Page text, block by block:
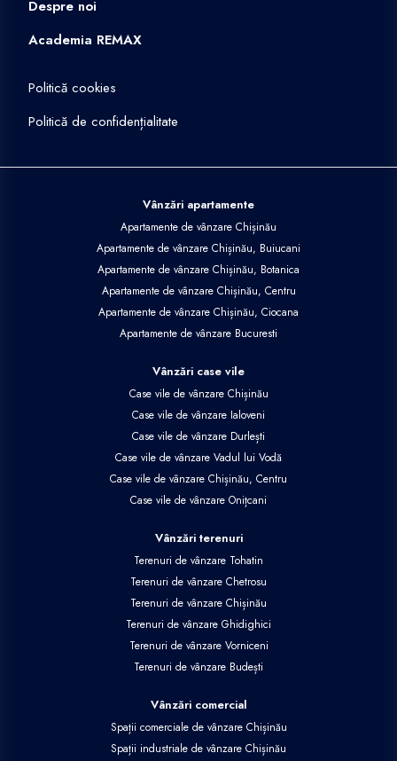
Despre noi
Academia REMAX
Politică cookies
Politică de confidențialitate
Vânzări apartamente
Apartamente de vânzare Chișinău
Apartamente de vânzare Chișinău, Buiucani
Apartamente de vânzare Chișinău, Botanica
Apartamente de vânzare Chișinău, Centru
Apartamente de vânzare Chișinău, Ciocana
Apartamente de vânzare Bucuresti
Vânzări case vile
Case vile de vânzare Chișinău
Case vile de vânzare Ialoveni
Case vile de vânzare Durlești
Case vile de vânzare Vadul lui Vodă
Case vile de vânzare Chișinău, Centru
Case vile de vânzare Onițcani
Vânzări terenuri
Terenuri de vânzare Tohatin
Terenuri de vânzare Chetrosu
Terenuri de vânzare Chișinău
Terenuri de vânzare Ghidighici
Terenuri de vânzare Vorniceni
Terenuri de vânzare Budești
Vânzări comercial
Spații comerciale de vânzare Chișinău
Spații industriale de vânzare Chișinău